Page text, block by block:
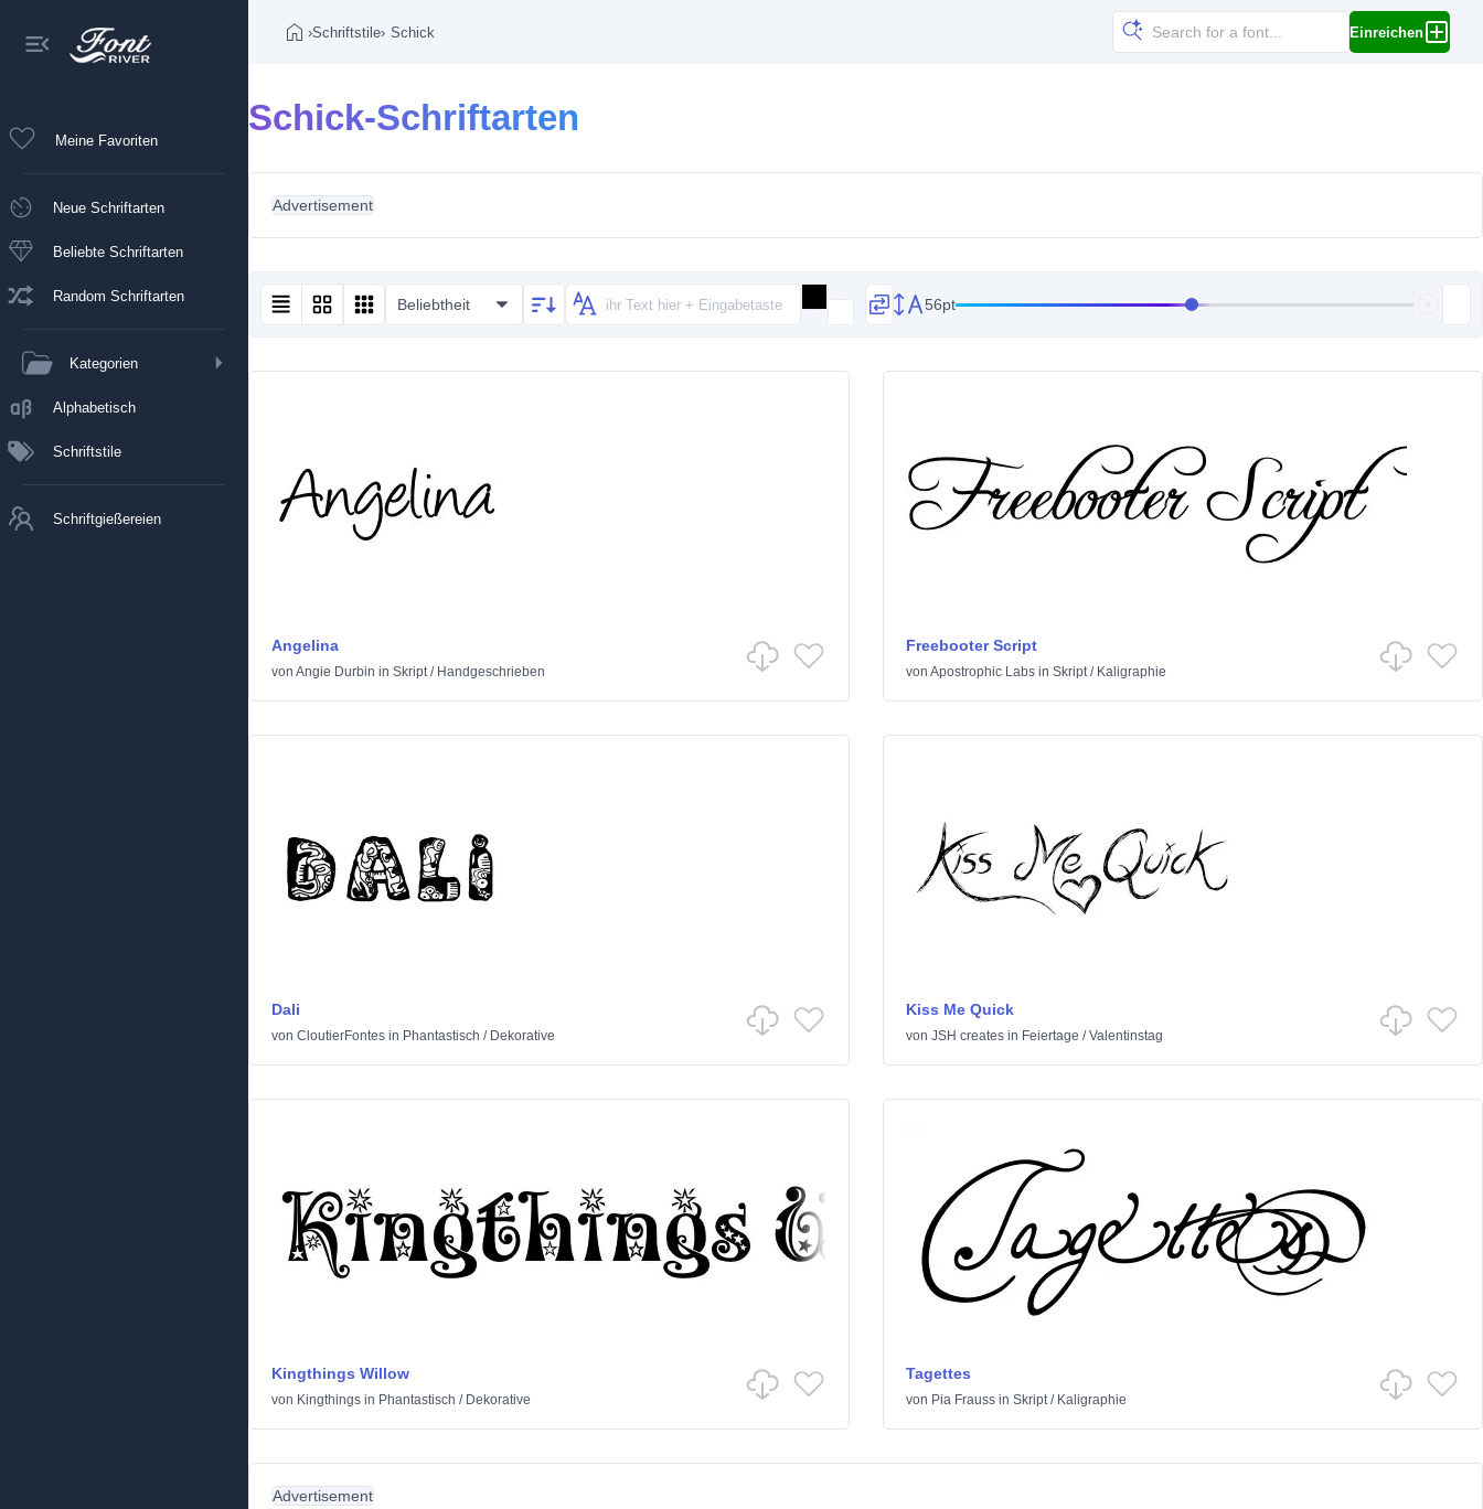
Meine Favoriten
Neue Schriftarten
Beliebte Schriftarten
Random Schriftarten
Kategorien
Alphabetisch
Schriftstile
Schriftgießereien
›Schriftstile› Schick Einreichen
Schick-Schriftarten
Advertisement
Beliebtheit 56pt
Angelina
von Angie Durbin in Skript/ Handgeschrieben
Freebooter Script
von Apostrophic Labsin Skript/ Kaligraphie
Dali
von CloutierFontes in Phantastisch / Dekorative
Kiss Me Quick
von JSH createsin Feiertage /Valentinstag
Kingthings Willow
von Kingthings in Phantastisch / Dekorative
Tagettes
von Pia Fraussin Skript/ Kaligraphie
Advertisement